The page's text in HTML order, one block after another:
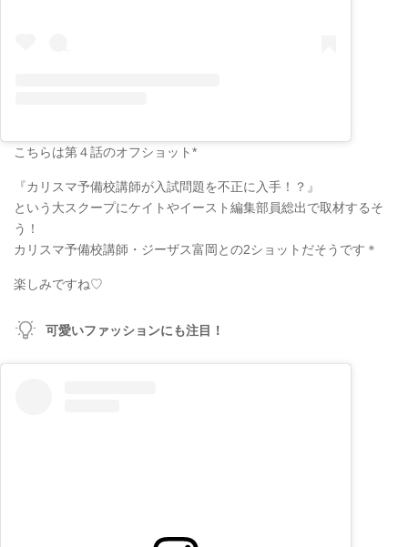
こちらは第４話のオフショット*
『カリスマ予備校講師が入試問題を不正に入手！？』
という大スクープにケイトやイースト編集部員総出で取材するそ
う！
カリスマ予備校講師・ジーザス富岡との2ショットだそうです＊
楽しみですね♡
可愛いファッションにも注目！